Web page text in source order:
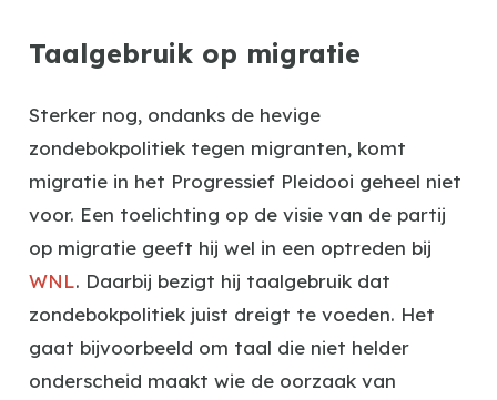
Taalgebruik op migratie
Sterker nog, ondanks de hevige
zondebokpolitiek tegen migranten, komt
migratie in het Progressief Pleidooi geheel niet
voor. Een toelichting op de visie van de partij
op migratie geeft hij wel in een optreden bij
WNL. Daarbij bezigt hij taalgebruik dat
zondebokpolitiek juist dreigt te voeden. Het
gaat bijvoorbeeld om taal die niet helder
onderscheid maakt wie de oorzaak van